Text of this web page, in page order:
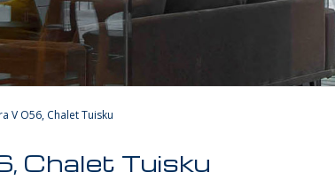
V O56, Chalet Tuisku
Chalet Tuisku